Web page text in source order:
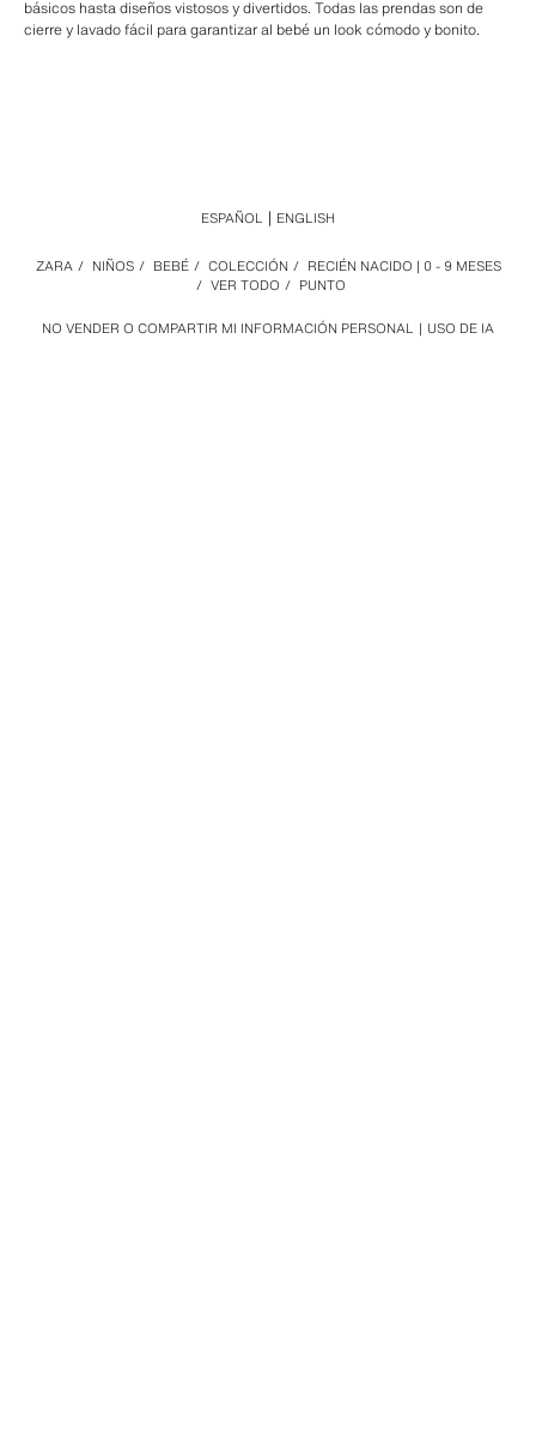
básicos hasta diseños vistosos y divertidos. Todas las prendas son de
cierre y lavado fácil para garantizar al bebé un look cómodo y bonito.
NO VENDER O COMPARTIR MI INFORMACIÓN PERSONAL USO DE IA
ZARA / NIÑOS / BEBÉ / COLECCIÓN / RECIÉN NACIDO | 0 - 9 MESES
/ VER TODO / PUNTO
ESPAÑOL ENGLISH